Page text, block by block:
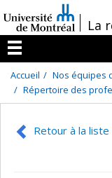
au
contenu
/La
Menu
Accueil
Nos équipes
Répertoire des
Retour à la